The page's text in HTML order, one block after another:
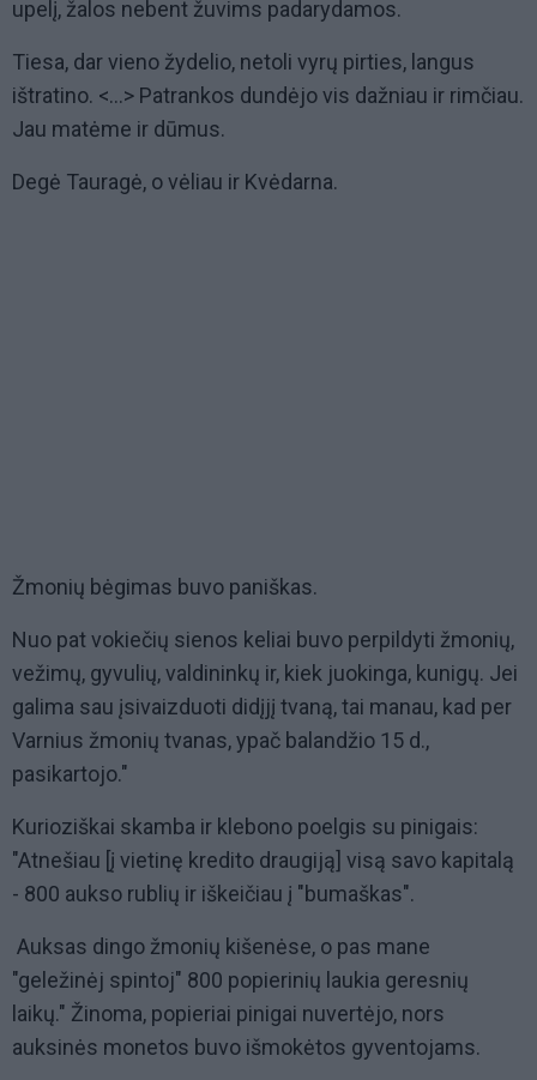
upelį, žalos nebent žuvims padarydamos.
Tiesa, dar vieno žydelio, netoli vyrų pirties, langus
ištratino. <...> Patrankos dundėjo vis dažniau ir rimčiau.
Jau matėme ir dūmus.
Degė Tauragė, o vėliau ir Kvėdarna.
Žmonių bėgimas buvo paniškas.
Nuo pat vokiečių sienos keliai buvo perpildyti žmonių,
vežimų, gyvulių, valdininkų ir, kiek juokinga, kunigų. Jei
galima sau įsivaizduoti didįjį tvaną, tai manau, kad per
Varnius žmonių tvanas, ypač balandžio 15 d.,
pasikartojo."
Kurioziškai skamba ir klebono poelgis su pinigais:
"Atnešiau [į vietinę kredito draugiją] visą savo kapitalą
- 800 aukso rublių ir iškeičiau į "bumaškas".
Auksas dingo žmonių kišenėse, o pas mane
"geležinėj spintoj" 800 popierinių laukia geresnių
laikų." Žinoma, popieriai pinigai nuvertėjo, nors
auksinės monetos buvo išmokėtos gyventojams.